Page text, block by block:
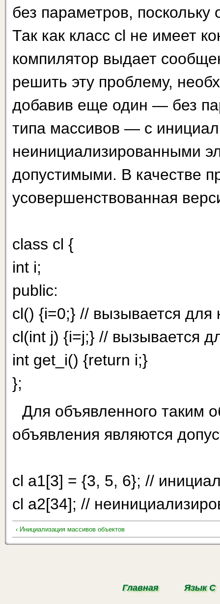
без параметров,
Так как класс cl не имеет
компилятор выдает
решить эту проблему,
добавив еще один — без
типа массивов — с
неинициализированны­ми
допустимыми. В качестве
усовершенствованная
class cl {
int i;
public:
cl() {i=0;} // вызывается
cl(int j) {i=j;} // вызывается
int get_i() {return i;}
};
Для объявленного таким
объявления являются
cl a1[3] = {3, 5, 6}; //
cl а2[34]; //
‹ Инициализация массивов объектов
Главная Язык С